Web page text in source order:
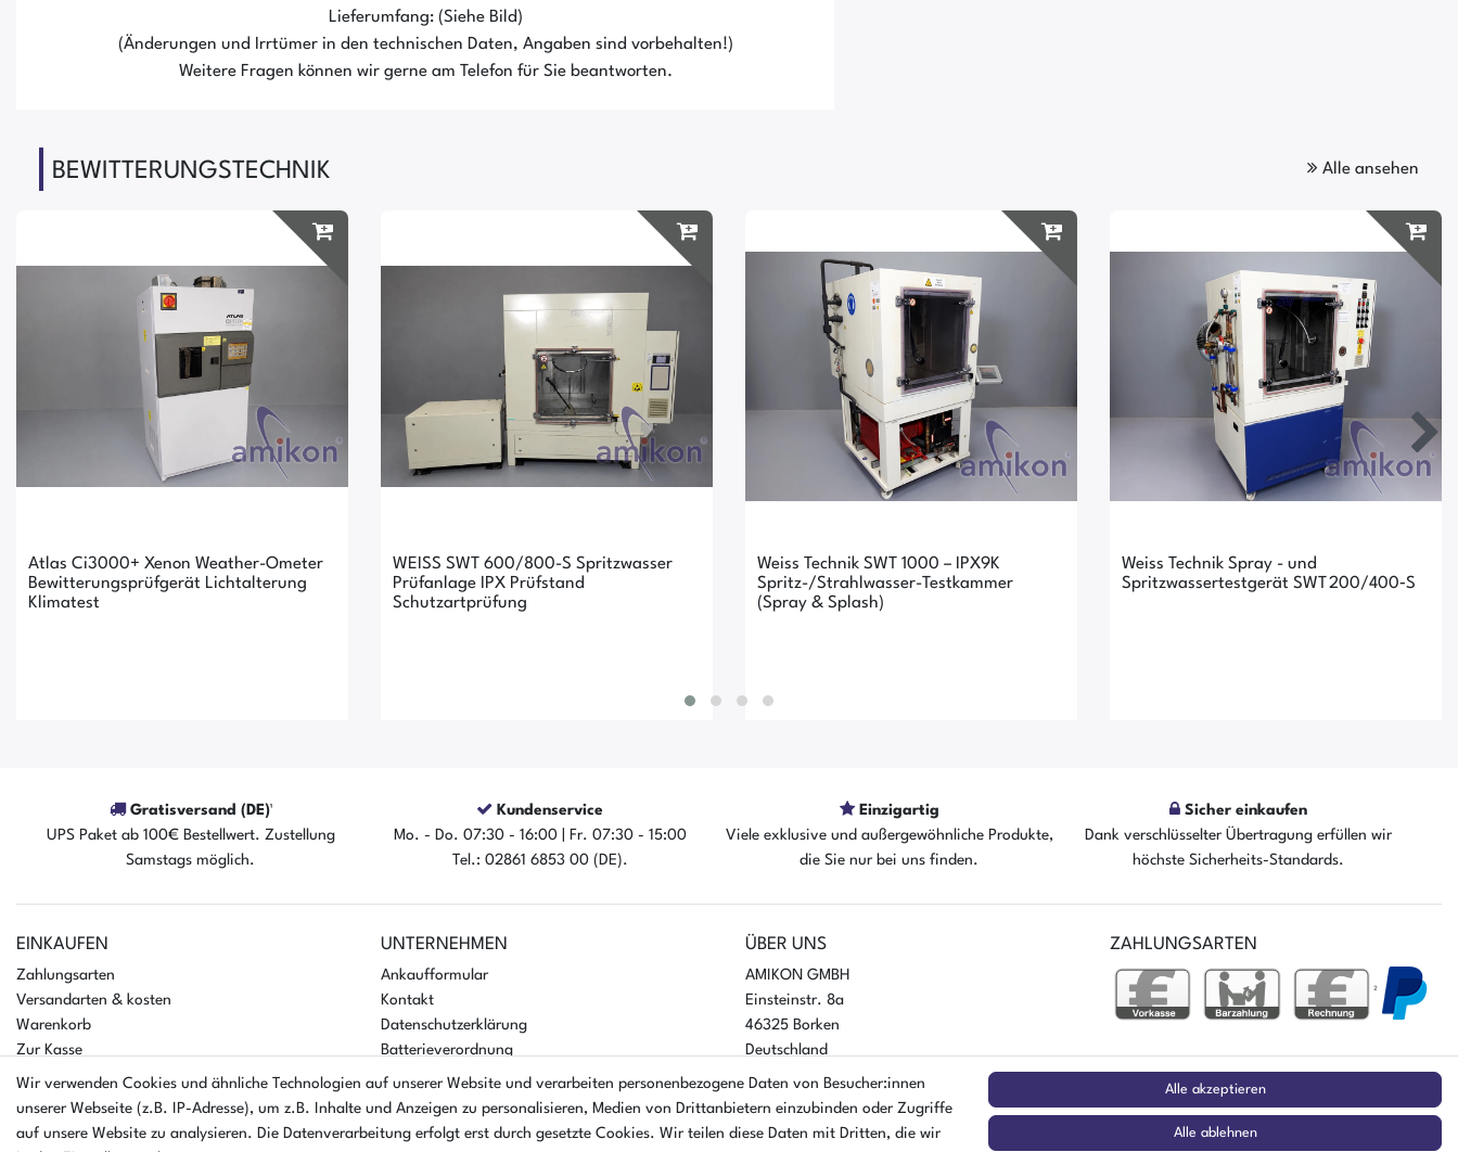
Lieferumfang: (Siehe Bild)
(Änderungen und Irrtümer in den technischen Daten, Angaben sind vorbehalten!)
Weitere Fragen können wir gerne am Telefon für Sie beantworten.
BEWITTERUNGSTECHNIK Alle ansehen
Atlas Ci3000+ Xenon Weather-Ometer
Bewitterungsprüfgerät Lichtalterung
Klimatest
Der Artikel ist sofort verfügbar
WEISS SWT 600/800-S Spritzwasser
Prüfanlage IPX Prüfstand
Schutzartprüfung
Der Artikel ist sofort verfügbar
Weiss Technik SWT 1000 – IPX9K
Spritz-/Strahlwasser-Testkammer
(Spray & Splash)
Der Artikel ist sofort verfügbar
Weiss Technik Spray - und
Spritzwassertestgerät SWT 200/400‑S
Der Artikel ist sofort verfügbar
Gratisversand (DE)¹
UPS Paket ab 100€ Bestellwert. Zustellung
Samstags möglich.
Kundenservice
Mo. - Do. 07:30 - 16:00 | Fr. 07:30 - 15:00
Tel.: 02861 6853 00 (DE).
Einzigartig
Viele exklusive und außergewöhnliche Produkte,
die Sie nur bei uns finden.
Sicher einkaufen
Dank verschlüsselter Übertragung erfüllen wir
höchste Sicherheits-Standards.
EINKAUFEN
Zahlungsarten
Versandarten & kosten
Warenkorb
Zur Kasse
Hilfe
UNTERNEHMEN
Ankaufformular
Kontakt
Datenschutzerklärung
Batterieverordnung
AGB
Impressum
ÜBER UNS
AMIKON GMBH
Einsteinstr. 8a
46325 Borken
Deutschland
Öffnungszeiten Montag - Donnerstag
07:30 - 16:00 Uhr
ZAHLUNGSARTEN
²
Wir verwenden Cookies und ähnliche Technologien auf unserer Website und verarbeiten personenbezogene Daten von Besucher:innen
unserer Webseite (z.B. IP-Adresse), um z.B. Inhalte und Anzeigen zu personalisieren, Medien von Drittanbietern einzubinden oder Zugriffe
auf unsere Website zu analysieren. Die Datenverarbeitung erfolgt erst durch gesetzte Cookies. Wir teilen diese Daten mit Dritten, die wir
Alle akzeptieren
Alle ablehnen